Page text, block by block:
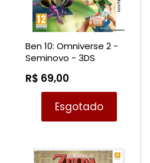
Ben 10: Omniverse 2 -
Seminovo - 3DS
R$ 69,00
Esgotado